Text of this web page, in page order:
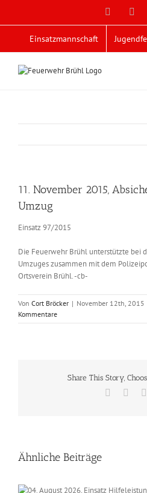
Facebook
Einsatzmannschaft
11. November 2015,
Umzug
Einsatz 97/2015
Die Feuerwehr Brühl unterstützte bei
Umzuges zusammen mit dem
Ortsverein Brühl. -cb-
Von Cort Bröcker | November 12th, 2015
Kommentare
Share This Story,
Facebook
Ähnliche Beiträge